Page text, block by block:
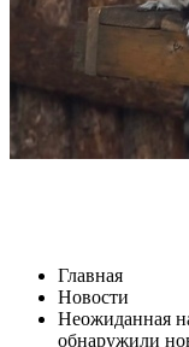
Главная
Новости
Неожиданная
обнаружили